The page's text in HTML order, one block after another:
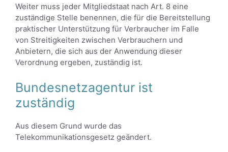
Weiter muss jeder Mitgliedstaat nach Art. 8 eine
zuständige Stelle benennen, die für die Bereitstellung
praktischer Unterstützung für Verbraucher im Falle
von Streitigkeiten zwischen Verbrauchern und
Anbietern, die sich aus der Anwendung dieser
Verordnung ergeben, zuständig ist.
Bundesnetzagentur ist
zuständig
Aus diesem Grund wurde das
Telekommunikationsgesetz geändert.